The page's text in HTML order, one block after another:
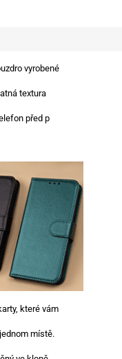
vyrobené
textura
před p
které vám
místě.